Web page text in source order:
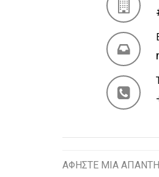
ΑΦΉΣΤΕ ΜΙΑ